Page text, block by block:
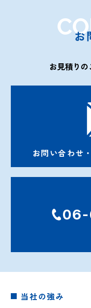
お
お見積り
お問い合わせ
06-
当社の強み